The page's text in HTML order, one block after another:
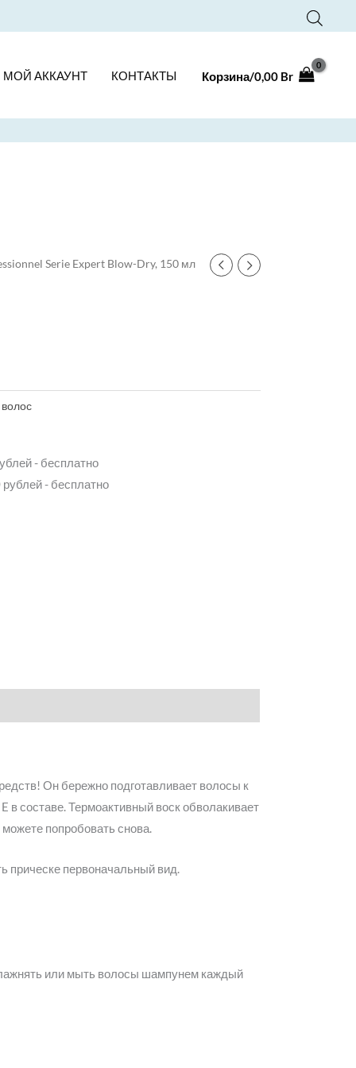
МОЙ АККАУНТ КОНТАКТЫ Корзина/0,00 Br
Serie Expert Blow-Dry, 150 мл
- бесплатно
- бесплатно
Он бережно подготавливает волосы к
в составе. Термоактивный воск обволакивает
попробовать снова.
прическе первоначальный вид.
или мыть волосы шампунем каждый